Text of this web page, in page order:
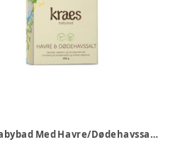
Kraes Babybad Med Havre/Dødehavssalt 200g